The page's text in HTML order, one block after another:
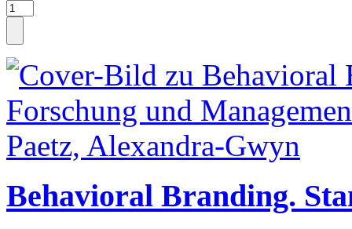
Behavioral Branding.